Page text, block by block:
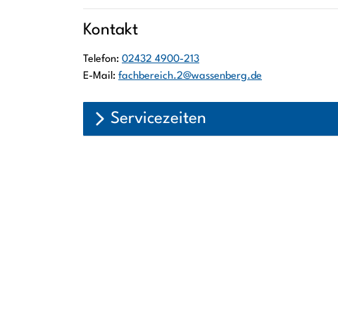
Kontakt
Telefon: 02432 4900-213
E-Mail: fachbereich.2@wassenberg.de
Servicezeiten